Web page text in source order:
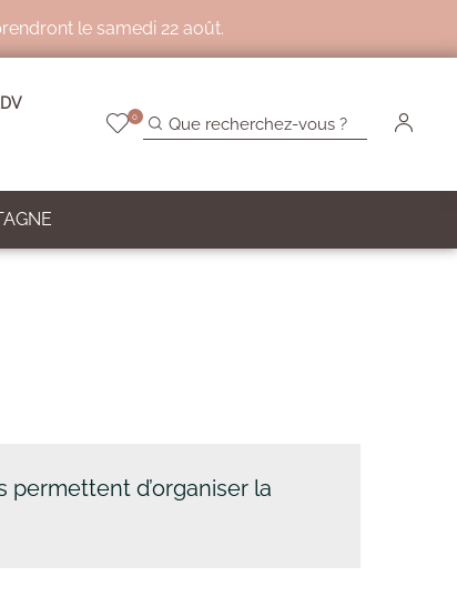
le samedi 22 août.
0
d’organiser la